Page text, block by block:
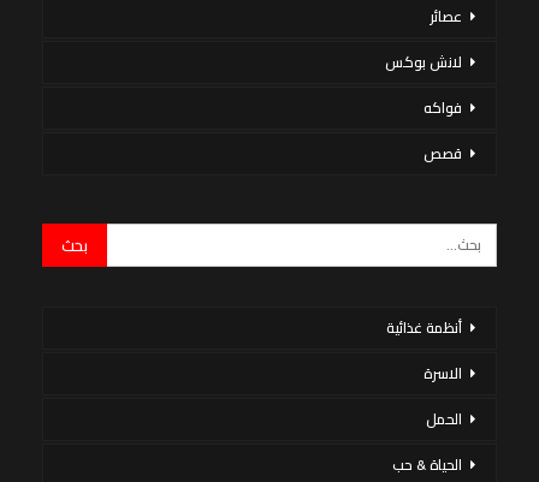
عصائر
لانش بوكس
فواكه
قصص
أنظمة غذائية
الاسرة
الحمل
الحياة & حب